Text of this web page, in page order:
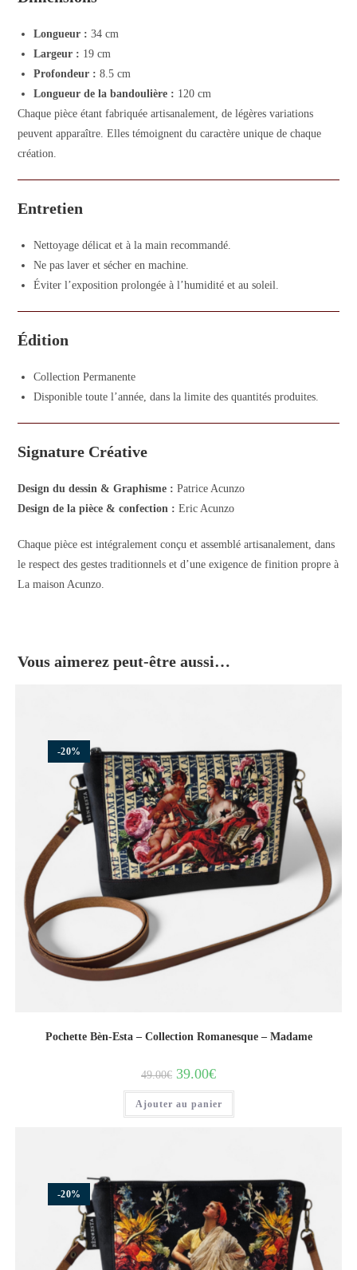
Longueur : 34 cm
Largeur : 19 cm
Profondeur : 8.5 cm
Longueur de la bandoulière : 120 cm
Chaque pièce étant fabriquée artisanalement, de légères variations
peuvent apparaître. Elles témoignent du caractère unique de chaque
création.
Entretien
Nettoyage délicat et à la main recommandé.
Ne pas laver et sécher en machine.
Éviter l’exposition prolongée à l’humidité et au soleil.
Édition
Collection Permanente
Disponible toute l’année, dans la limite des quantités produites.
Signature Créative
Design du dessin & Graphisme : Patrice Acunzo
Design de la pièce & confection : Eric Acunzo
Chaque pièce est intégralement conçu et assemblé artisanalement, dans
le respect des gestes traditionnels et d’une exigence de finition propre à
La maison Acunzo.
Vous aimerez peut-être aussi…
-20%
Pochette Bèn-Esta – Collection Romanesque – Madame
49.00€ 39.00€
Ajouter au panier
-20%